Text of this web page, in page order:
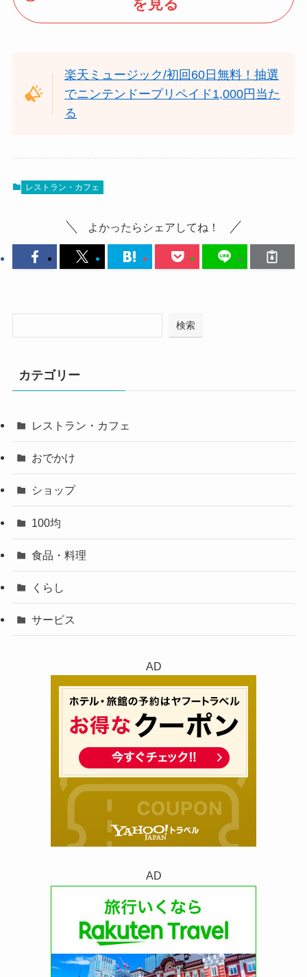
を見る
楽天ミュージック/初回60日無料！抽選
でニンテンドープリペイド1,000円当た
る
レストラン・カフェ
よかったらシェアしてね！
検索
カテゴリー
レストラン・カフェ
おでかけ
ショップ
100均
食品・料理
くらし
サービス
AD
AD